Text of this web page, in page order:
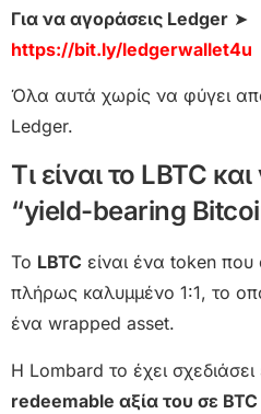
Για να αγοράσεις Ledger ➤
https://bit.ly/ledgerwallet4u
Όλα αυτά χωρίς να φύγει
Ledger.
Τι είναι το LBTC
“yield-bearing
Το LBTC είναι ένα token
πλήρως καλυμμένο 1:1, το
ένα wrapped asset.
Η Lombard το έχει
redeemable αξία του σε